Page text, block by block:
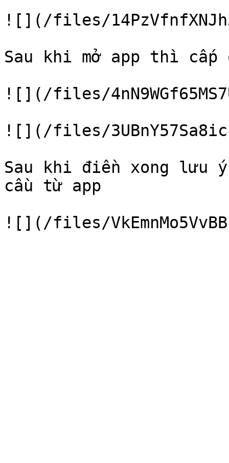
![](/files/
Sau khi mở app thì cấp
![](/files/
![](/files/
Sau khi điền xong lưu
cầu từ app